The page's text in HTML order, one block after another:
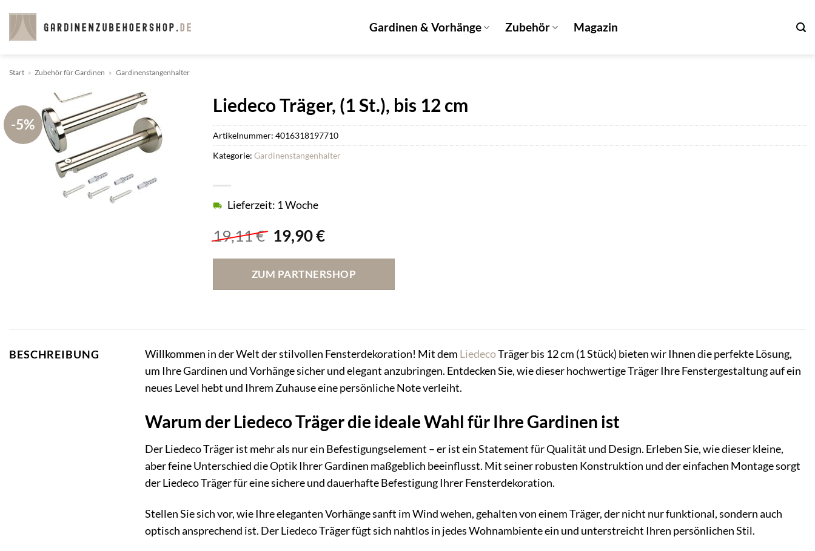
Inhalt
springen
Gardinen & Vorhänge Zubehör Magazin
Start » Zubehör für Gardinen » Gardinenstangenhalter
-5%
Liedeco Träger, (1 St.), bis 12 cm
19,11€ Ursprünglicher
Preis
war:
19,11 €
19,90€Aktueller
ist:
19,90 €.
Lieferzeit: 1 Woche
ZUM PARTNERSHOP
Artikelnummer: 4016318197710
Kategorie: Gardinenstangenhalter
BESCHREIBUNG Willkommen in der Welt der stilvollen Fensterdekoration! Mit dem LiedecoTräger bis 12 cm (1 Stück) bieten wir Ihnen die perfekte Lösung,
um Ihre Gardinen und Vorhänge sicher und elegant anzubringen. Entdecken Sie, wie dieser hochwertige Träger Ihre Fenstergestaltung auf ein
neues Level hebt und Ihrem Zuhause eine persönliche Note verleiht.
Warum der Liedeco Träger die ideale Wahl für Ihre Gardinen ist
Der Liedeco Träger ist mehr als nur ein Befestigungselement – er ist ein Statement für Qualität und Design. Erleben Sie, wie dieser kleine,
aber feine Unterschied die Optik Ihrer Gardinen maßgeblich beeinflusst. Mit seiner robusten Konstruktion und der einfachen Montage sorgt
der Liedeco Träger für eine sichere und dauerhafte Befestigung Ihrer Fensterdekoration.
Stellen Sie sich vor, wie Ihre eleganten Vorhänge sanft im Wind wehen, gehalten von einem Träger, der nicht nur funktional, sondern auch
optisch ansprechend ist. Der Liedeco Träger fügt sich nahtlos in jedes Wohnambiente ein und unterstreicht Ihren persönlichen Stil.